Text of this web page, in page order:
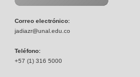
Correo electrónico:
jadiazr@unal.edu.co
Teléfono:
+57 (1) 316 5000